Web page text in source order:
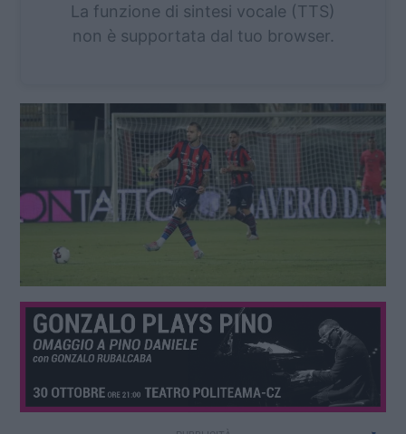
La funzione di sintesi vocale (TTS)
non è supportata dal tuo browser.